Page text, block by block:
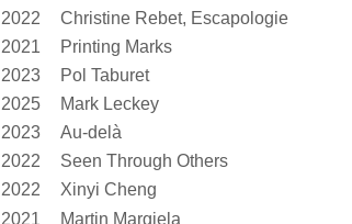
2022
Christine Rebet, Escapologie
2021 Printing Marks
2023 Pol Taburet
2025
Mark Leckey
2023
Au-delà
2022
Seen Through Others
2022
Xinyi Cheng
2021
Martin Margiela